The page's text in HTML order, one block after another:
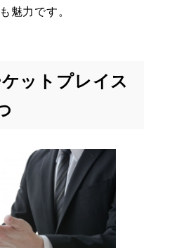
魅力です。
ットプレイス